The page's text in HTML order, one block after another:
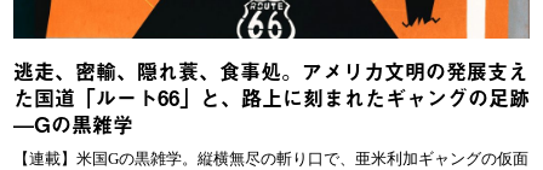
逃走、密輸、隠れ蓑、食事処。アメリカ文明の発展支え
た国道「ルート66」と、路上に刻まれたギャングの足跡
—Gの黒雑学
【連載】米国Gの黒雑学。縦横無尽の斬り口で、亜米利加ギャングの仮面